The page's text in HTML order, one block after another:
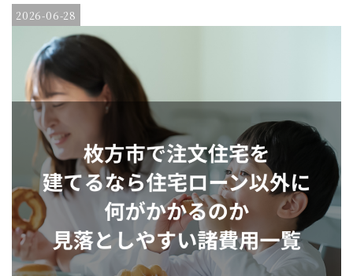
2026-06-28